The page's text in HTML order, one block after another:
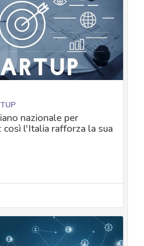
nazionale per
così l'Italia rafforza la sua